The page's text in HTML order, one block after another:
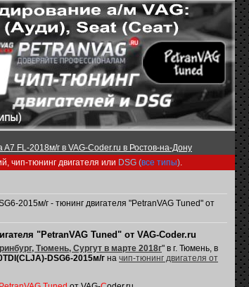
FL-2018м/г в VAG-Coder.ru в Ростов-на-Дону
чип-тюнинг двигателя или DSG (все типы).
2015м/г - тюнинг двигателя "PetranVAG Tuned" от
"PetranVAG Tuned" от VAG-Coder.ru
Тюмень, Сургут в марте 2018г" в г. Тюмень, в
DSG6-2015м/г на чип-тюнинг двигателя от